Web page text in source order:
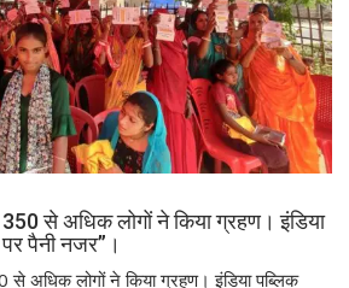
से अधिक लोगों ने किया ग्रहण। इंडिया
पैनी नजर”।
अधिक लोगों ने किया ग्रहण। इंडिया पब्लिक